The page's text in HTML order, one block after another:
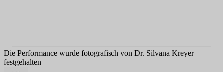
Die Performance wurde fotografisch von Dr. Silvana Kreyer
festgehalten